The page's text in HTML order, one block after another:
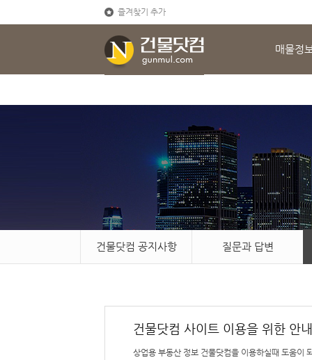
즐겨찾기 추가
매물정
건물닷컴 공지사항 질문과 답변
건물닷컴 사이트 이용을 위한 안내
상업용 부동산 정보 건물닷컴을 이용하실때 도움이